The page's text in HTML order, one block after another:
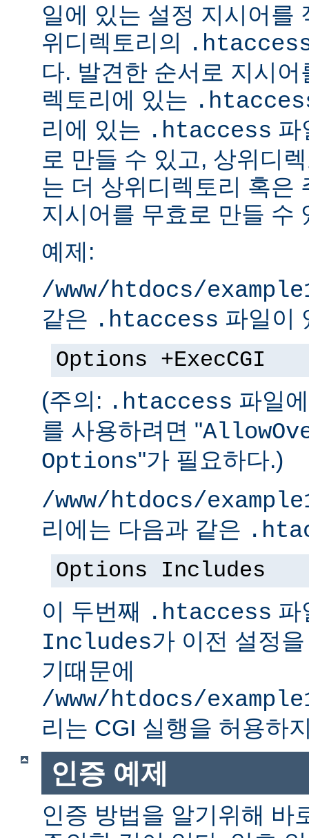
일에 있는 설정 지시어를
위디렉토리의
다. 발견한 순서로 지시
렉토리에 있는
리에 있는 .htaccess 파
로 만들 수 있고, 상위디
는 더 상위디렉토리 혹은
지시어를 무효로 만들 수
예제:
/www/htdocs/
같은 .htaccess 파일이
Options +ExecCGI
(주의: .htaccess 파일
를 사용하려면 "
Options"가 필요하다.)
/www/htdocs/
리에는 다음과 같은
Options Includes
이 두번째 .htaccess
Includes가 이전 설정
기때문에
/www/htdocs/
리는 CGI 실행을 허용하
인증 예제
인증 방법을 알기위해 바